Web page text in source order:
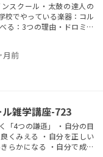
スクール・太鼓の達人の
校でやっている楽器：コル
る：3つの理由・ドロミー
2468-2/
月前
雑学講座-723
「4つの謙遜」 ・自分の目
くみえる ・自分を正しい
らかになる ・自分で成功